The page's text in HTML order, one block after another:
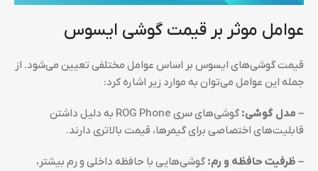
عوامل موثر بر قیمت گوشی ایسوس
قیمت گوشی‌های ایسوس بر اساس عوامل مختلفی تعیین می‌شود. از
جمله این عوامل می‌توان به موارد زیر اشاره کرد:
– مدل گوشی:
گوشی‌های سری ROG Phone به دلیل داشتن
قابلیت‌های اختصاصی برای گیمرها، قیمت بالاتری دارند.
– ظرفیت حافظه و رم: گوشی‌هایی با حافظه داخلی و رم بیشتر،